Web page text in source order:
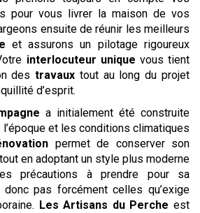
pour vous livrer la maison de vos
ensuite de réunir les meilleurs
et assurons un pilotage rigoureux
interlocuteur unique vous tient
destravaux tout au long du projet
d’esprit.
a initialement été construite
et les conditions climatiques
permet de conserver son
tout en adoptant un style plus moderne
précautions à prendre pour sa
pas forcément celles qu’exige
Les Artisans du Perche est